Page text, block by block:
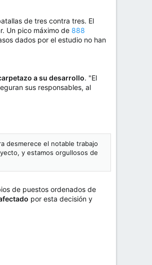
de tres contra tres. El
Un pico máximo de 888
dados por el estudio no han
a su desarrollo. "El
sus responsables, al
desmerece el notable trabajo
y estamos orgullosos de
de puestos ordenados de
por esta decisión y